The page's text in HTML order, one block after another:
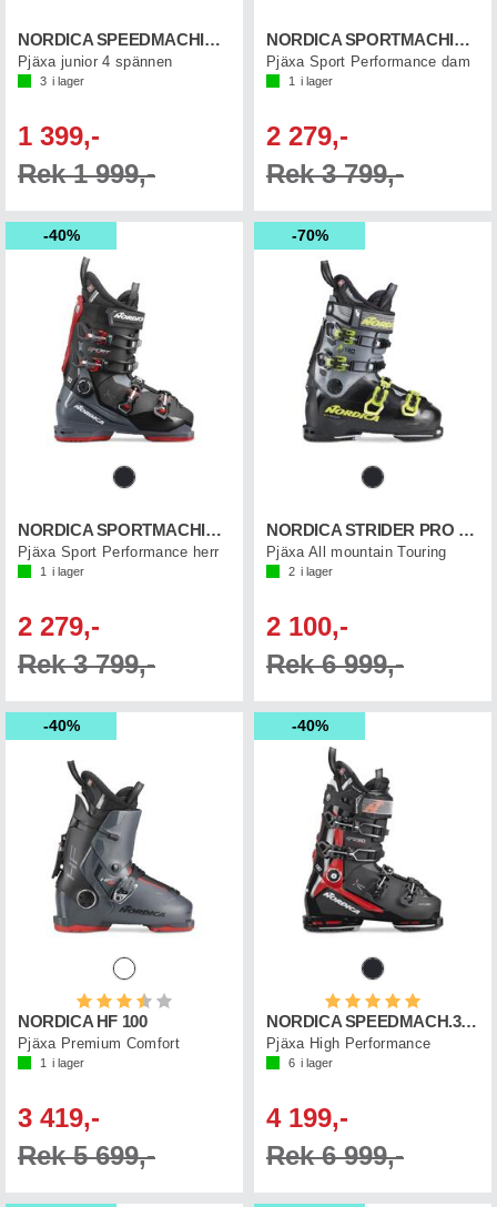
NORDICA SPEEDMACHINE J 4
Pjäxa junior 4 spännen
3 i lager
1 399,-
Rek 1 999,-
NORDICA SPORTMACHINE 3 75 W
Pjäxa Sport Performance dam
1 i lager
2 279,-
Rek 3 799,-
40%
NORDICA SPORTMACHINE 3 90
Pjäxa Sport Performance herr
1 i lager
2 279,-
Rek 3 799,-
70%
NORDICA STRIDER PRO 130 DYN
Pjäxa All mountain Touring
2 i lager
2 100,-
Rek 6 999,-
40%
Betyg:
NORDICA HF 100
Pjäxa Premium Comfort
1 i lager
3 419,-
Rek 5 699,-
40%
Betyg:
NORDICA SPEEDMACH.3 130 GW
Pjäxa High Performance
6 i lager
4 199,-
Rek 6 999,-